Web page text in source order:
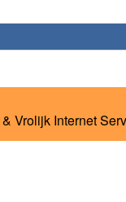
& Vrolijk Internet